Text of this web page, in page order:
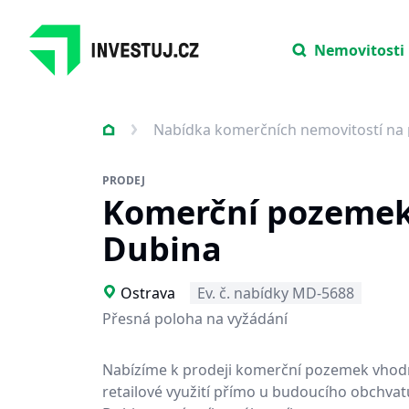
Nemovitosti
Nabídka komerčních nemovitostí na
PRODEJ
Komerční
Dubina
Ostrava
Ev. č. nabídky MD-5688
Přesná poloha na vyžádání
Nabízíme k prodeji komerční pozemek
retailové využití přímo u budoucího